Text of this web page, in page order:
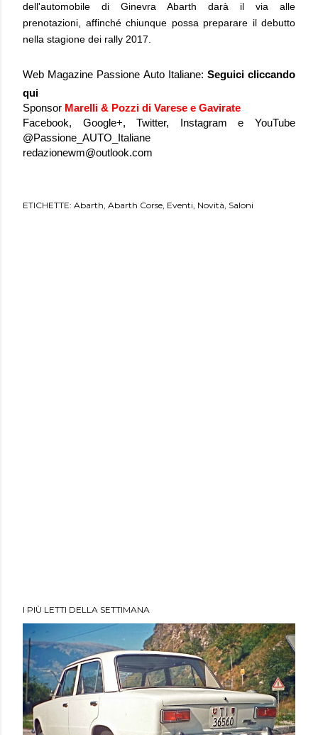
dell'automobile di Ginevra Abarth darà il via alle
prenotazioni, affinché chiunque possa preparare il debutto
nella stagione dei rally 2017.
Web Magazine Passione Auto Italiane: Seguicicliccando
qui
Sponsor Marelli & Pozzi di Varese e Gavirate
Facebook, Google+, Twitter, Instagram e YouTube
@Passione_AUTO_Italiane
redazionewm@outlook.com
ETICHETTE: Abarth Abarth Corse Eventi Novità Saloni
I PIÙ LETTI DELLA SETTIMANA